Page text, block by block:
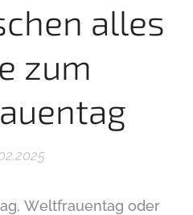
alles
zum
Weltfrauentag oder